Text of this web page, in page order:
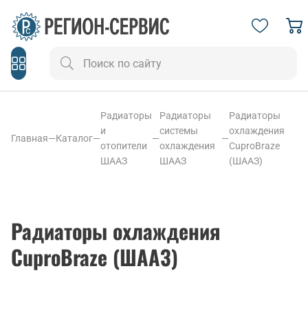
Главная—Каталог—
Радиаторы
и
отопители
ШААЗ
—
Радиаторы
системы
охлаждения
ШААЗ
—
Радиаторы
охлаждения
CuproBraze
(ШААЗ)
Радиаторы охлаждения
CuproBraze (ШААЗ)